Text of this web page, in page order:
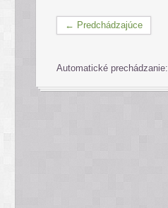
← Predchádzajúce
Automatické prechádzanie: